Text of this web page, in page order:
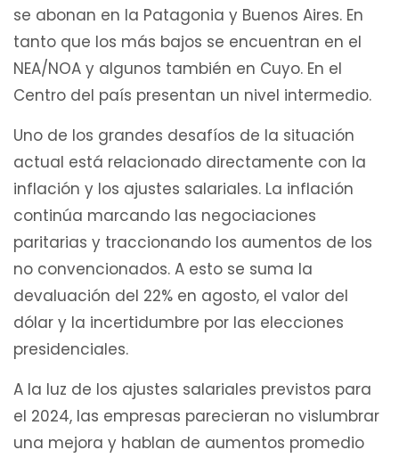
se abonan en la Patagonia y Buenos Aires. En
tanto que los más bajos se encuentran en el
NEA/NOA y algunos también en Cuyo. En el
Centro del país presentan un nivel intermedio.
Uno de los grandes desafíos de la situación
actual está relacionado directamente con la
inflación y los ajustes salariales. La inflación
continúa marcando las negociaciones
paritarias y traccionando los aumentos de los
no convencionados. A esto se suma la
devaluación del 22% en agosto, el valor del
dólar y la incertidumbre por las elecciones
presidenciales.
A la luz de los ajustes salariales previstos para
el 2024, las empresas parecieran no vislumbrar
una mejora y hablan de aumentos promedio